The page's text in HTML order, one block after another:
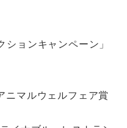
ションキャンペーン」
マルウェルフェア賞